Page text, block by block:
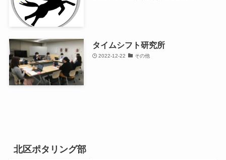
タイムシフト研究所
2022-12-22 その他
北区ポタリング部